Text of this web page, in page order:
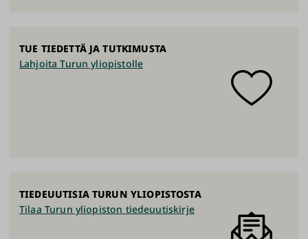
TUE TIEDETTÄ JA TUTKIMUSTA
Lahjoita Turun yliopistolle
TIEDEUUTISIA TURUN YLIOPISTOSTA
Tilaa Turun yliopiston tiedeuutiskirje